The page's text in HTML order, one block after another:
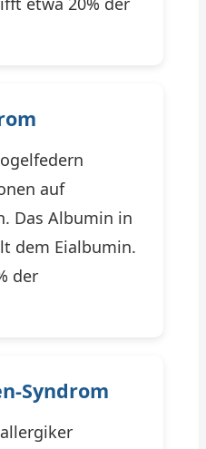
auf
Das Albumin in
dem Eialbumin.
der
Syndrom